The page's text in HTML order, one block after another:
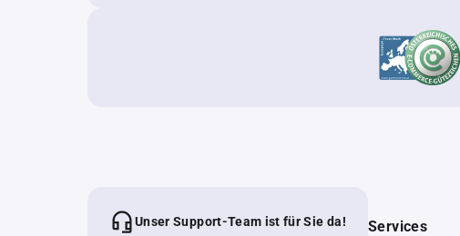
Unser Support-Team ist für Sie da!
Services